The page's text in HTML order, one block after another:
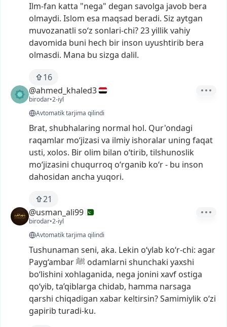
Ilm-fan katta "nega" degan savolga javob bera
olmaydi. Islom esa maqsad beradi. Siz aytgan
muvozanatli so‘z sonlari-chi?23yillikvahiy
davomida buni hech bir inson uyushtirib bera
olmasdi. Mana bu sizga dalil.
16
@ahmed_khaled3
birodar•2-iyl
Avtomatik tarjima qilindi
Brat, shubhalaring normal hol. Qur'ondagi
raqamlar mo‘jizasi va ilmiy ishoralar uning faqat
usti, xolos. Bir olim bilan o‘tirib, tilshunoslik
mo‘jizasini chuqurroq o‘rganib ko‘r- bu inson
dahosidan ancha yuqori.
21
@usman_ali99
birodar•2-iyl
Avtomatik tarjima qilindi
Tushunaman seni, aka. Lekin o‘ylab ko‘r-chi: agar
Payg‘ambarﷺ odamlarni shunchaki yaxshi
bo‘lishini xohlaganida, nega jonini xavf ostiga
qo‘yib, ta’qiblarga chidab, hamma narsaga
qarshi chiqadigan xabar keltirsin?Samimiylik o‘zi
gapirib turadi-ku.